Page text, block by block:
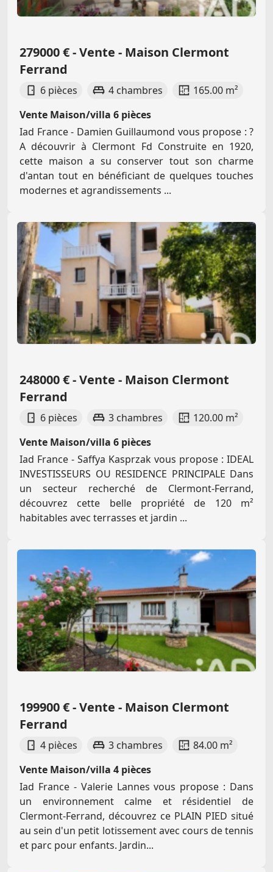
279000 € - Vente - Maison Clermont
Ferrand
6 pièces 4 chambres
165.00 m²
Vente Maison/villa 6 pièces
Iad France - Damien Guillaumond vous propose : ?
A découvrir à Clermont Fd Construite en 1920,
cette maison a su conserver tout son charme
d'antan tout en bénéficiant de quelques touches
modernes et agrandissements ...
248000 € - Vente - Maison Clermont
Ferrand
6 pièces 3 chambres
120.00 m²
Vente Maison/villa 6 pièces
Iad France - Saffya Kasprzak vous propose : IDEAL
INVESTISSEURS OU RESIDENCE PRINCIPALE Dans
un secteur recherché de Clermont-Ferrand,
découvrez cette belle propriété de 120 m²
habitables avec terrasses et jardin ...
199900 € - Vente - Maison Clermont
Ferrand
4 pièces 3 chambres
84.00 m²
Vente Maison/villa 4 pièces
Iad France - Valerie Lannes vous propose : Dans
un environnement calme et résidentiel de
Clermont-Ferrand, découvrez ce PLAIN PIED situé
au sein d'un petit lotissement avec cours de tennis
et parc pour enfants. Jardin...